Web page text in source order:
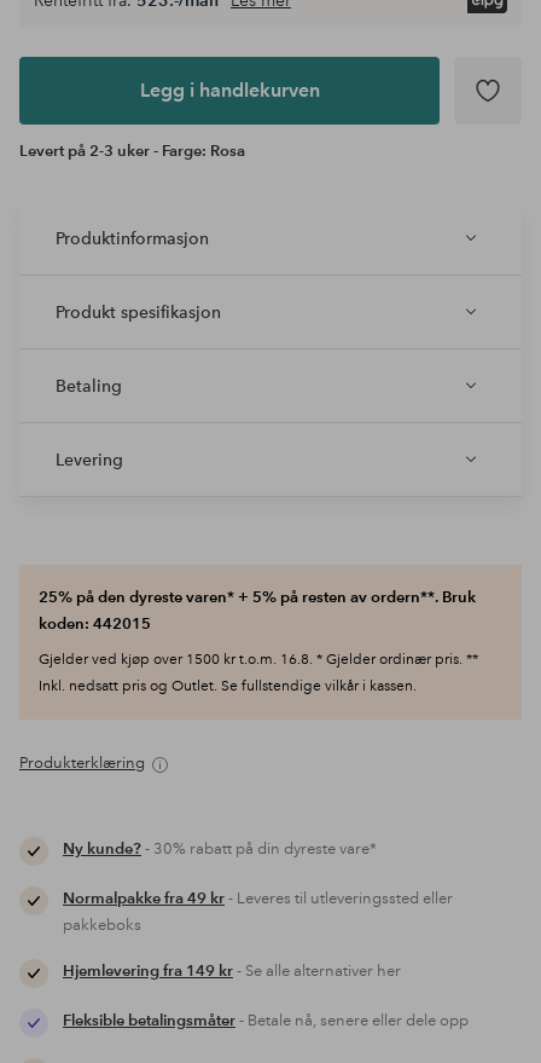
Legg i
Legg i handlekurven
Levert på 2-3 uker - Farge: Rosa
Produktinformasjon
Produkt spesifikasjon
Betaling
Levering
25% på den dyreste varen* + 5% på resten av ordern**. Bruk
koden: 442015
Gjelder ved kjøp over 1500 kr t.o.m. 16.8. * Gjelder ordinær pris. **
Inkl. nedsatt pris og Outlet. Se fullstendige vilkår i kassen.
Produkterklæring
Ny kunde?- 30% rabatt på din dyreste vare*
Normalpakke fra 49 kr- Leveres til utleveringssted eller
pakkeboks
Hjemlevering fra 149 kr- Se alle alternativer her
Fleksible betalingsmåter- Betale nå, senere eller dele opp